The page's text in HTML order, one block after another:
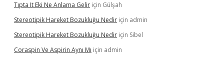
Tıpta It Eki Ne Anlama Gelir için Gülşah
Stereotipik Hareket Bozukluğu Nedir için admin
Stereotipik Hareket Bozukluğu Nedir için Sibel
Coraspin Ve Aspirin Aynı Mı için admin